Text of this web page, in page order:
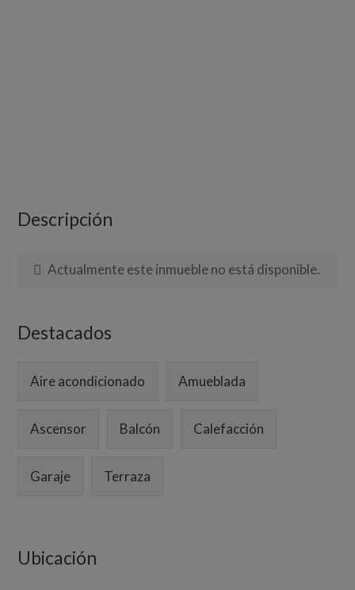
Descripción
Actualmente este inmueble no está disponible.
Destacados
Aire acondicionado Amueblada
Ascensor Balcón Calefacción
Garaje Terraza
Ubicación